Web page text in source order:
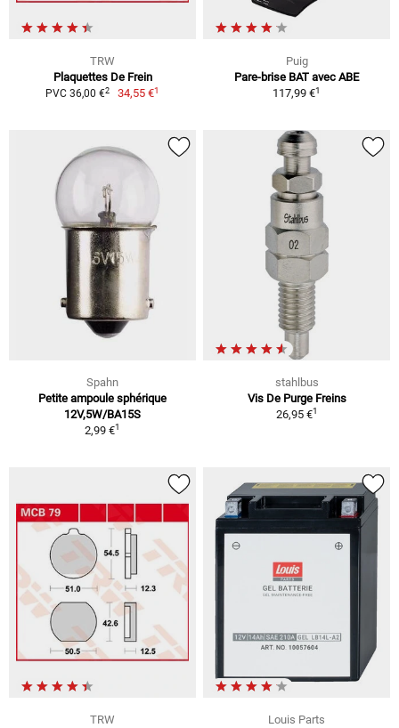
TRW
Plaquettes De Frein
PVC 36,00 €2 34,55 €1
Puig
Pare-brise BAT avec ABE
117,99 €1
Spahn
Petite ampoule sphérique
12V,5W/BA15S
2,99 €1
stahlbus
Vis De Purge Freins
26,95 €1
TRW Louis Parts